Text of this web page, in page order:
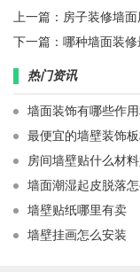
上一篇： 房子装修墙
下一篇： 哪种墙面装
热门资讯
墙面装饰有哪些作
最便宜的墙壁装饰
房间墙壁贴什么材
墙面潮湿起皮脱落
墙壁贴纸哪里有卖
墙壁挂画怎么安装